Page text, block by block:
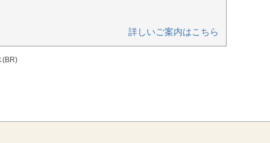
詳しいご案内はこちら
(BR)